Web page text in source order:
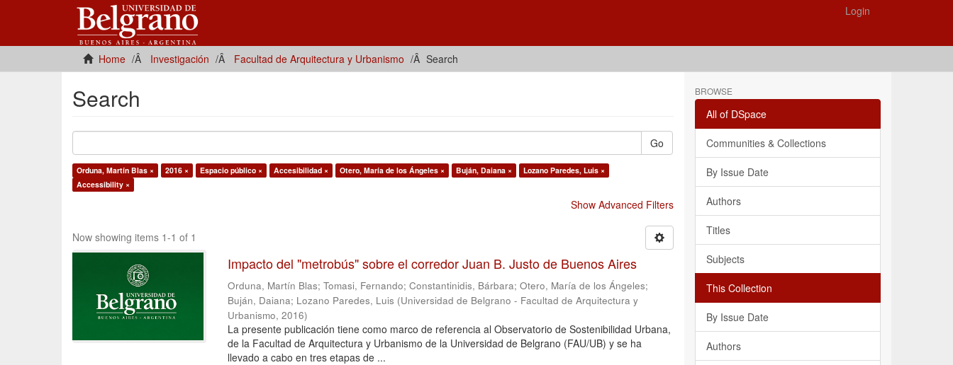
Login
Home Investigación Facultad de Arquitectura y Urbanismo Search
Search
Go
Orduna, Martín Blas × 2016 × Espacio público × Accesibilidad × Otero, María de los Ángeles × Buján, Daiana ×
Lozano Paredes, Luis ×
Accessibility ×
Show Advanced Filters
Now showing items 1-1 of 1
Impacto del "metrobús" sobre el corredor Juan B. Justo de Buenos Aires
Orduna, Martín Blas;Tomasi, Fernando;Constantinidis, Bárbara;Otero, María de los Ángeles;
Buján, Daiana; Lozano Paredes, Luis (Universidad de Belgrano - Facultad de Arquitectura y
Urbanismo,2016)
La presente publicación tiene como marco de referencia al Observatorio de Sostenibilidad Urbana,
de la Facultad de Arquitectura y Urbanismo de la Universidad de Belgrano (FAU/UB) y se ha
llevado a cabo en tres etapas de ...
BROWSE
All of DSpace
Communities & Collections
By Issue Date
Authors
Titles
Subjects
This Collection
By Issue Date
Authors